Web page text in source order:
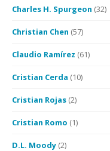
Charles H. Spurgeon (32)
Christian Chen (57)
Claudio Ramírez (61)
Cristian Cerda (10)
Cristian Rojas (2)
Cristian Romo (1)
D.L. Moody (2)